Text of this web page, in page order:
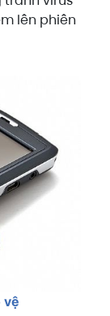
lên phiên
vệ